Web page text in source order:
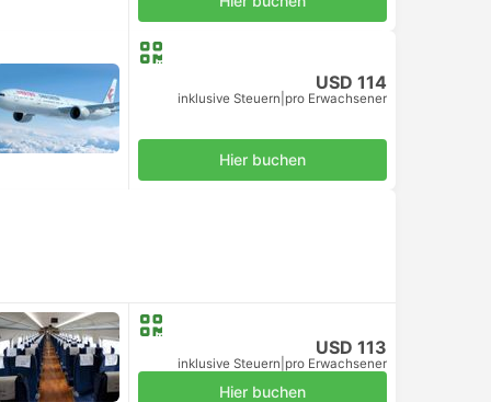
USD 114
inklusive Steuern pro Erwachsener
Hier buchen
USD 113
inklusive Steuern pro Erwachsener
Hier buchen